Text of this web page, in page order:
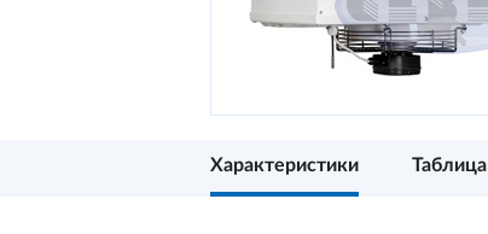
Характеристики